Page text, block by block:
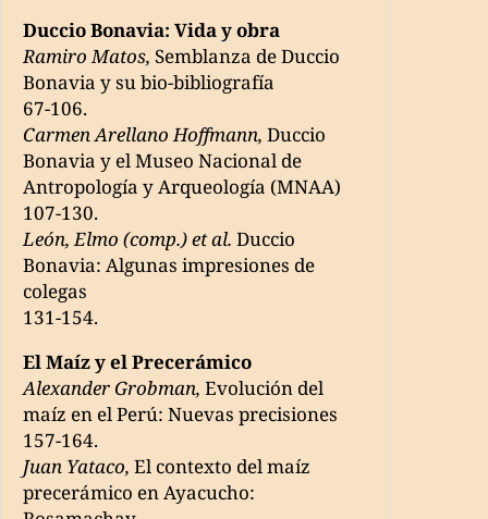
Duccio Bonavia: Vida y obra
Ramiro Matos, Semblanza de Duccio
Bonavia y su bio-bibliografía
67-106.
Carmen Arellano Hoffmann, Duccio
Bonavia y el Museo Nacional de
Antropología y Arqueología (MNAA)
107-130.
León, Elmo (comp.) et al. Duccio
Bonavia: Algunas impresiones de
colegas
131-154.
El Maíz y el Precerámico
Alexander Grobman, Evolución del
maíz en el Perú: Nuevas precisiones
157-164.
Juan Yataco, El contexto del maíz
precerámico en Ayacucho: